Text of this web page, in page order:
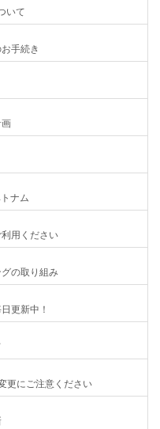
いて
手続き
ナム
用ください
の取り組み
更新中！
更にご注意ください